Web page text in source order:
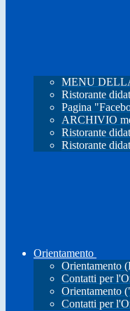
MENU
Ristorante
Pagina
ARCHIVIO
Ristorante
Ristorante
Orientamento
Orientamento
Contatti per
Orientamento
Contatti per